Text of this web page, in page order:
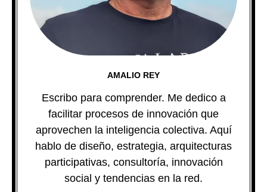
AMALIO REY
Escribo para comprender. Me dedico a
facilitar procesos de innovación que
aprovechen la inteligencia colectiva. Aquí
hablo de diseño, estrategia, arquitecturas
participativas, consultoría, innovación
social y tendencias en la red.